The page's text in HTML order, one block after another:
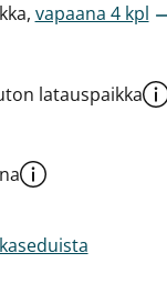
vapaana 4 kpl
latauspaikka